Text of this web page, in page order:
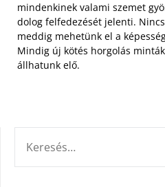
mindenkinek valami szemet
dolog felfedezését jelenti.
meddig mehetünk el a
Mindig új kötés horgolás
állhatunk elő.